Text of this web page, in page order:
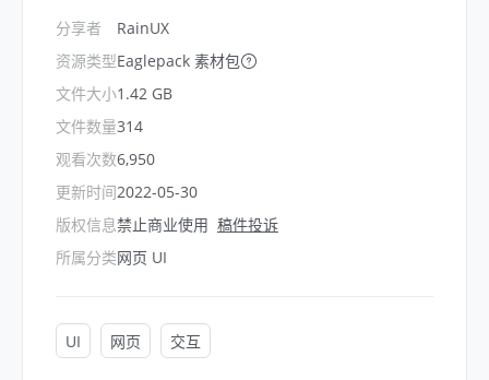
分享者
资源类型
文件大小
文件数量
观看次数
更新时间
版权信息
所属分类
RainUX
Eaglepack 素材包
1.42 GB
314
6,950
2022-05-30
禁止商业使用 稿件投诉
网页 UI
UI 网页 交互